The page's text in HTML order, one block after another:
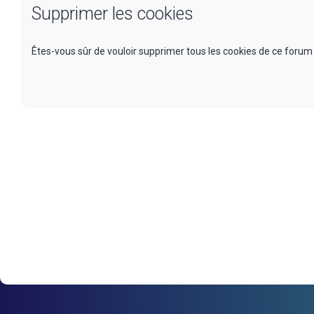
Supprimer les cookies
Êtes-vous sûr de vouloir supprimer tous les cookies de ce forum